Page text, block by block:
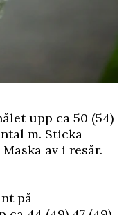
upp ca 50 (54)
m. Sticka
av i resår.
på